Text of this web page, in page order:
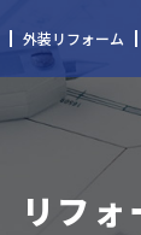
外装リフォーム
リフ